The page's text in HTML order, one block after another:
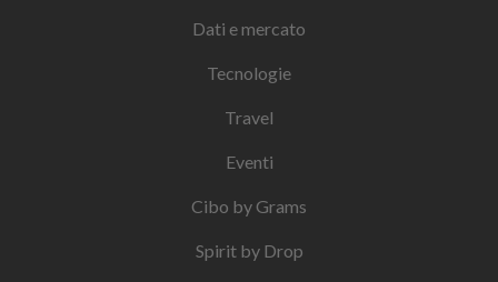
Dati e mercato
Tecnologie
Travel
Eventi
Cibo by Grams
Spirit by Drop